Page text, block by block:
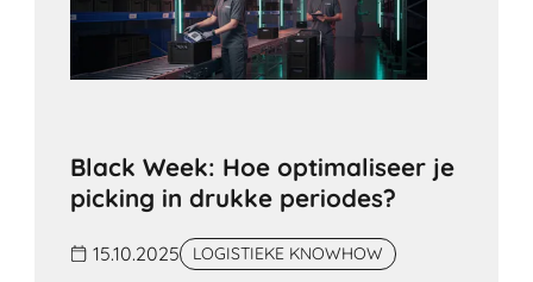
Black Week: Hoe optimaliseer je
picking in drukke periodes?
15.10.2025 LOGISTIEKE KNOWHOW